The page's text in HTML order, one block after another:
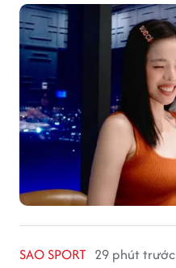
SAO SPORT 29 phút trước